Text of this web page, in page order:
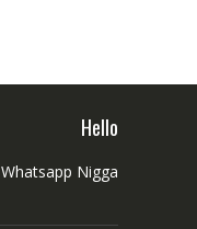
Hello
Whatsapp Nigga